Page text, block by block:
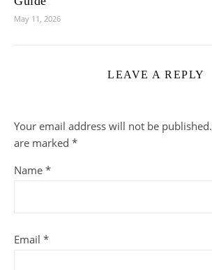
May 11, 2026
LEAVE A REPLY
Your email address will not be published.
are marked *
Name *
Email *